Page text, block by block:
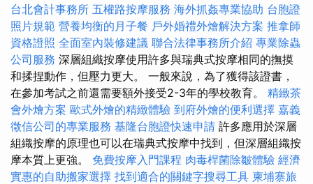
台北會計事務所 五權路按摩服務 海外抓姦專業協助 台胞證
照片規範 營養均衡的月子餐 戶外婚禮外燴解決方案 推拿師
資格證照 全面室內裝修建議 聯合法律事務所介紹 專業除蟲
公司服務 深層組織按摩使用許多與瑞典式按摩相同的撫摸
和揉捏動作，但壓力更大。 一般來說，為了獲得該證書，
在參加考試之前還需要額外接受2-3年的學校教育。 精緻茶
會外燴方案 歐式外燴的精緻體驗 到府外燴的便利選擇 嘉義
徵信公司的專業服務 基隆台胞證快速申請 許多應用於深層
組織按摩的原理也可以在瑞典式按摩中找到，但深層組織按
摩本質上更強。 免費按摩入門課程 肉毒桿菌除皺體驗 經濟
實惠的自助搬家選擇 找到適合的關鍵字搜尋工具 柬埔寨旅